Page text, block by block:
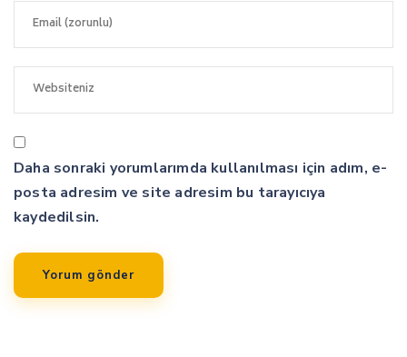
Daha sonraki yorumlarımda kullanılması için adım, e-
posta adresim ve site adresim bu tarayıcıya
kaydedilsin.